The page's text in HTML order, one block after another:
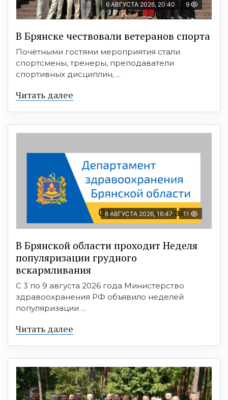
6 АВГУСТА 2026, 20:40 9
В Брянске чествовали ветеранов спорта
Почётными гостями мероприятия стали
спортсмены, тренеры, преподаватели
спортивных дисциплин, ...
Читать далее
6 АВГУСТА 2026, 16:47 11
В Брянской области проходит Неделя
популяризации грудного
вскармливания
С 3 по 9 августа 2026 года Министерство
здравоохранения РФ объявило неделей
популяризации ...
Читать далее